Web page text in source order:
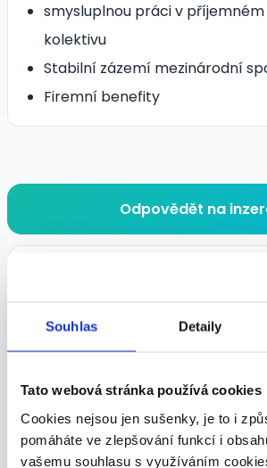
Souhlas Detaily
Tato webová stránka používá cookies
Cookies nejsou jen sušenky, je to i
pomáháte ve zlepšování funkcí i
vašemu souhlasu s využíváním
smysluplnou práci v
kolektivu
Stabilní zázemí mezinárodní
Firemní benefity
Odpovědět na
Ostatní (jiná brigáda)
MZDA:
ÚVAZEK: